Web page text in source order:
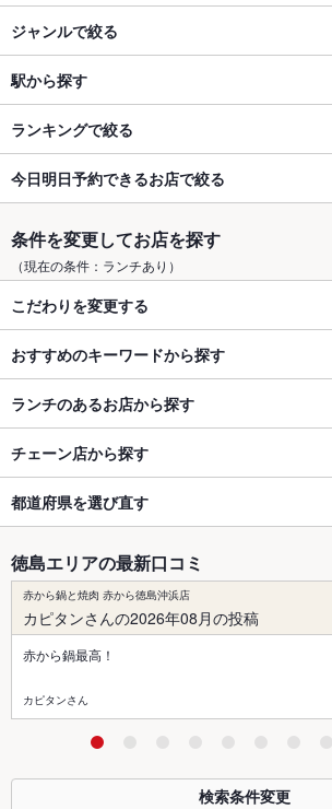
ジャンルで絞る
駅から探す
ランキングで絞る
今日明日予約できるお店で絞る
条件を変更してお店を探す
（現在の条件：ランチあり）
こだわりを変更する
おすすめのキーワードから探す
ランチのあるお店から探す
チェーン店から探す
都道府県を選び直す
徳島エリアの最新口コミ
赤から鍋と焼肉 赤から徳島沖浜店
カピタンさんの2026年08月の投稿
赤から鍋最高！
カピタンさん
検索条件変更